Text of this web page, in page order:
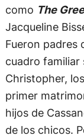
como The
Jacqueline
Fueron padres
cuadro
Christopher,
primer
hijos de
de los chicos.